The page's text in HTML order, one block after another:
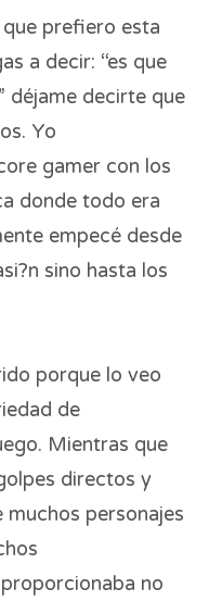
"Ultimate Mode"
Various
Mode" and
added!
netcode for
can
and features a
replay function
ultimate battle
from KOF's
prefiero esta
a decir: “es que
déjame decirte que
Yo
gamer con los
donde todo era
empecé desde
sino hasta los
porque lo veo
de
Mientras que
directos y
muchos personajes
no